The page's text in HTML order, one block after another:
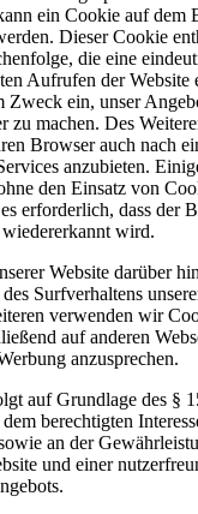
ein Cookie auf dem
Dieser Cookie
die eine
Aufrufen der Website
Zweck ein, unser
zu machen. Des
Browser auch nach
anzubieten.
den Einsatz von
erforderlich, dass der
wird.
Website darüber
Surfverhaltens
verwenden wir
auf anderen
anzusprechen.
auf Grundlage des §
berechtigten
an der
und einer